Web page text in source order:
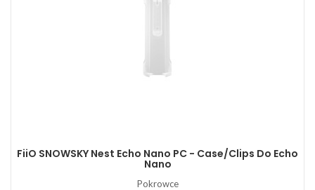
FiiO SNOWSKY Nest Echo Nano PC - Case/clips Do Echo
Nano
Pokrowce